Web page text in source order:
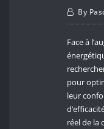
By
Face à
pour
leur
réel de la